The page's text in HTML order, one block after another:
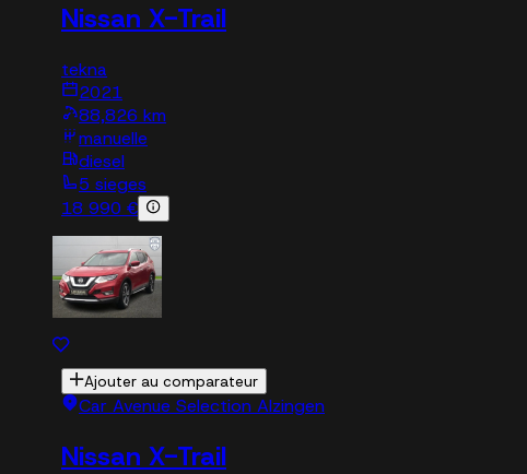
Nissan X-Trail
tekna
2021
88,826 km
manuelle
diesel
5 sieges
18 990 €
Ajouter au comparateur
Car Avenue Selection Alzingen
Nissan X-Trail